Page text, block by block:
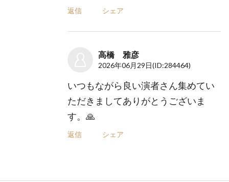
返信 シェア
高橋 雅彦
2026年06月29日(ID:284464)
いつもながら良い演者さん集めてい
ただきましてありがとうございま
す。🙏
返信 シェア